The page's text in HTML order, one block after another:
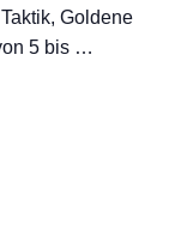
Goldene
5 bis …